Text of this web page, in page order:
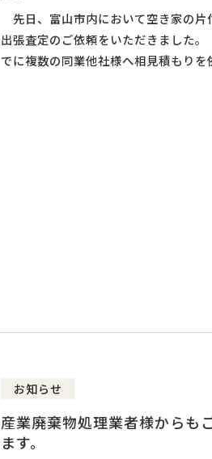
先日、富山市内において空き家の片
出張査定のご依頼をいただきました
でに複数の同業他社様へ相見積もり
お知らせ
産業廃棄物処理業者様からも
ます。